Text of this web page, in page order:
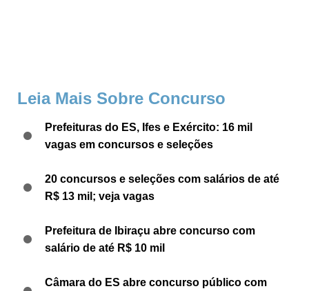
Leia Mais Sobre Concurso
Prefeituras do ES, Ifes e Exército: 16 mil
vagas em concursos e seleções
20 concursos e seleções com salários de até
R$ 13 mil; veja vagas
Prefeitura de Ibiraçu abre concurso com
salário de até R$ 10 mil
Câmara do ES abre concurso público com